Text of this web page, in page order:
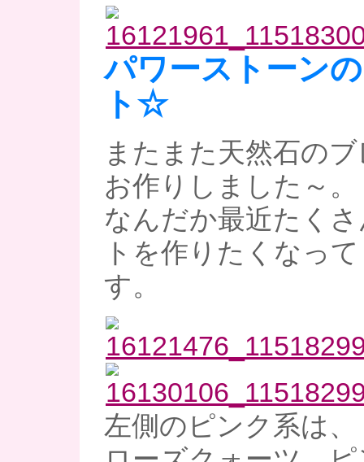
パワーストーン
ト☆
またまた天然石の
お作りしました～。
なんだか最近たく
トを作りたくなっ
す。
左側のピンク系は、